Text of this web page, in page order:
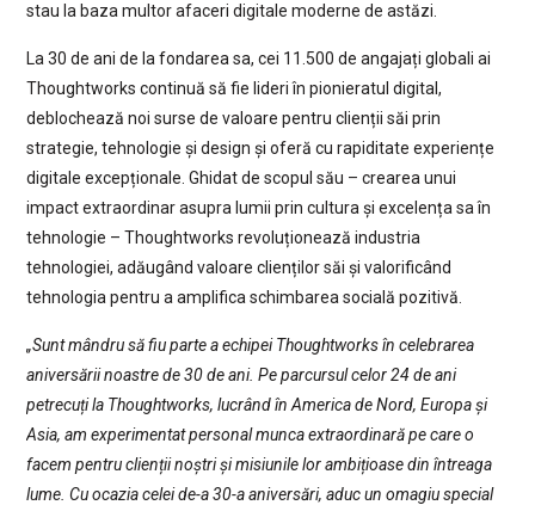
stau la baza multor afaceri digitale moderne de astăzi.
La 30 de ani de la fondarea sa, cei 11.500 de angajați globali ai
Thoughtworks continuă să fie lideri în pionieratul digital,
deblochează noi surse de valoare pentru clienții săi prin
strategie, tehnologie și design și oferă cu rapiditate experiențe
digitale excepționale. Ghidat de scopul său – crearea unui
impact extraordinar asupra lumii prin cultura și excelența sa în
tehnologie – Thoughtworks revoluționează industria
tehnologiei, adăugând valoare clienților săi și valorificând
tehnologia pentru a amplifica schimbarea socială pozitivă.
„Sunt mândru să fiu parte a echipei Thoughtworks în celebrarea
aniversării noastre de 30 de ani. Pe parcursul celor 24 de ani
petrecuți la Thoughtworks, lucrând în America de Nord, Europa și
Asia, am experimentat personal munca extraordinară pe care o
facem pentru clienții noștri și misiunile lor ambițioase din întreaga
lume. Cu ocazia celei de-a 30-a aniversări, aduc un omagiu special